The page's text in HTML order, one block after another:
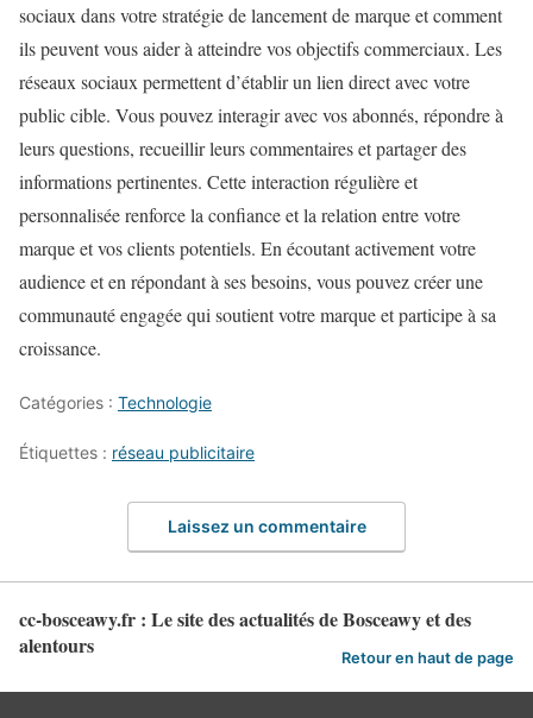
sociaux dans votre stratégie de lancement de marque et comment
ils peuvent vous aider à atteindre vos objectifs commerciaux. Les
réseaux sociaux permettent d’établir un lien direct avec votre
public cible. Vous pouvez interagir avec vos abonnés, répondre à
leurs questions, recueillir leurs commentaires et partager des
informations pertinentes. Cette interaction régulière et
personnalisée renforce la confiance et la relation entre votre
marque et vos clients potentiels. En écoutant activement votre
audience et en répondant à ses besoins, vous pouvez créer une
communauté engagée qui soutient votre marque et participe à sa
croissance.
Catégories : Technologie
Étiquettes : réseau publicitaire
Laissez un commentaire
cc-bosceawy.fr : Le site des actualités de Bosceawy et des
alentours
Retour en haut de page